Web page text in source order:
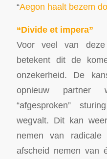
“Aegon haalt bezem
“Divide et impera”
Voor veel van deze
betekent dit de
onzekerheid. De
opnieuw partner
“afgesproken”
wegvalt. Dit kan
nemen van radicale
afscheid nemen van